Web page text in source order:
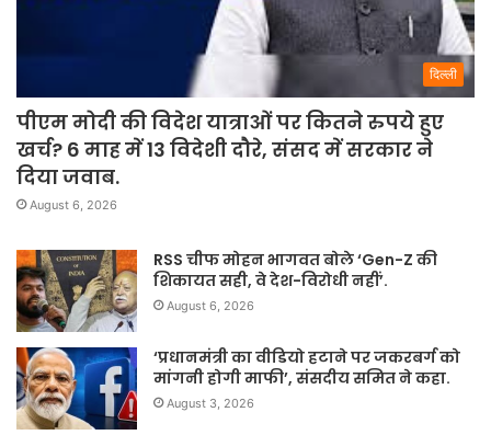
दिल्ली
पीएम मोदी की विदेश यात्राओं पर कितने रुपये हुए
खर्च? 6 माह में 13 विदेशी दौरे, संसद में सरकार ने
दिया जवाब.
August 6, 2026
RSS चीफ मोहन भागवत बोले ‘Gen-Z की
शिकायत सही, वे देश-विरोधी नहीं’.
August 6, 2026
‘प्रधानमंत्री का वीडियो हटाने पर जकरबर्ग को
मांगनी होगी माफी’, संसदीय समित ने कहा.
August 3, 2026